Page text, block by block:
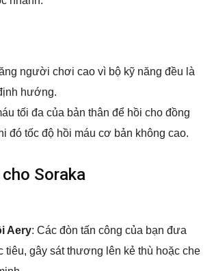
người chơi cao vì bộ kỹ năng đều là
hướng.
tối đa của bản thân để hồi cho đồng
đó tốc độ hồi máu cơ bản không cao.
Soraka
Aery: Các đòn tấn công của bạn đưa
tiêu, gây sát thương lên kẻ thù hoặc che